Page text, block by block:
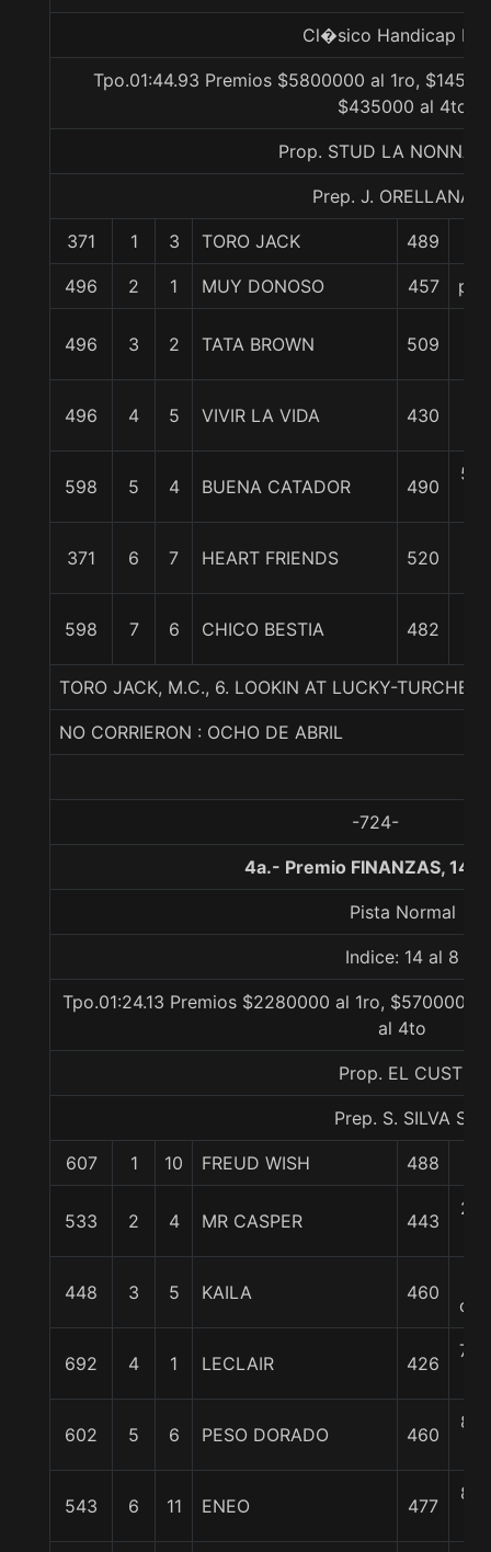
Cl�sico Handicap
Tpo.01:44.93 Premios $5800000 al 1ro,
$435000 al 4to
Prop. STUD LA NONNA
Prep. J. ORELLANA
371 1 3 TORO JACK 489
496 2 1 MUY DONOSO 457
496 3 2 TATA BROWN 509
496 4 5 VIVIR LA VIDA 430
598 5 4 BUENA CATADOR 490
5
371 6 7 HEART FRIENDS 520
598 7 6 CHICO BESTIA 482
TORO JACK, M.C., 6. LOOKIN AT LUCKY-
NO CORRIERON : OCHO DE ABRIL
-724-
4a.- Premio FINANZAS,
Pista Normal
Indice: 14 al 8
Tpo.01:24.13 Premios $2280000 al 1ro, $570000
al 4to
Prop. EL CUSTI
Prep. S. SILVA S.
607 1 10 FREUD WISH 488
533 2 4 MR CASPER 443
2
448 3 5 KAILA 460
692 4 1 LECLAIR 426
7
602 5 6 PESO DORADO 460
8
543 6 11 ENEO 477
8